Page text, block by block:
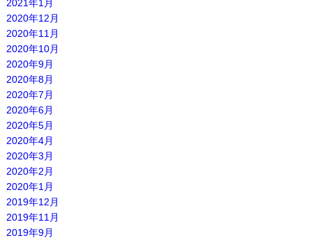
2021年1月
2020年12月
2020年11月
2020年10月
2020年9月
2020年8月
2020年7月
2020年6月
2020年5月
2020年4月
2020年3月
2020年2月
2020年1月
2019年12月
2019年11月
2019年9月